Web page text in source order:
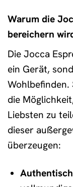
Warum die
bereichern
Die Jocca
ein Gerät,
Wohlbefinden.
die
Liebsten zu
dieser
überzeugen: